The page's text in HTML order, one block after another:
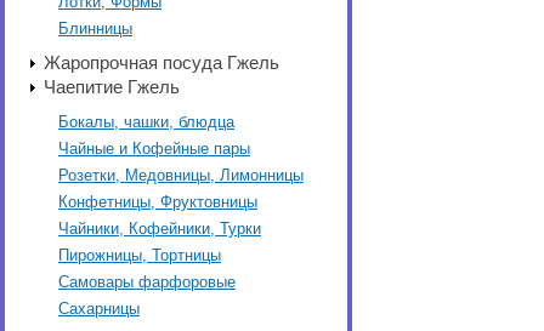
Блинницы
Жаропрочная посуда Гжель
Чаепитие Гжель
Бокалы, чашки, блюдца
Чайные и Кофейные пары
Розетки, Медовницы, Лимонницы
Конфетницы, Фруктовницы
Чайники, Кофейники, Турки
Пирожницы, Тортницы
Самовары фарфоровые
Сахарницы